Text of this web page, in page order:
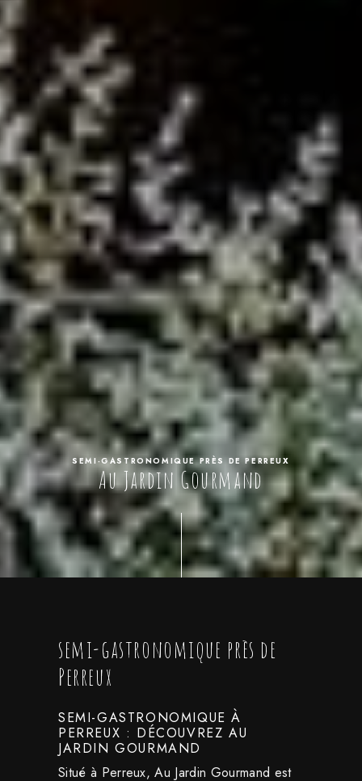
SEMI-GASTRONOMIQUE PRÈS DE PERREUX
Au Jardin Gourmand
semi-gastronomique près de
Perreux
SEMI-GASTRONOMIQUE À
PERREUX : DÉCOUVREZ AU
JARDIN GOURMAND
Situé à Perreux, Au Jardin Gourmand est